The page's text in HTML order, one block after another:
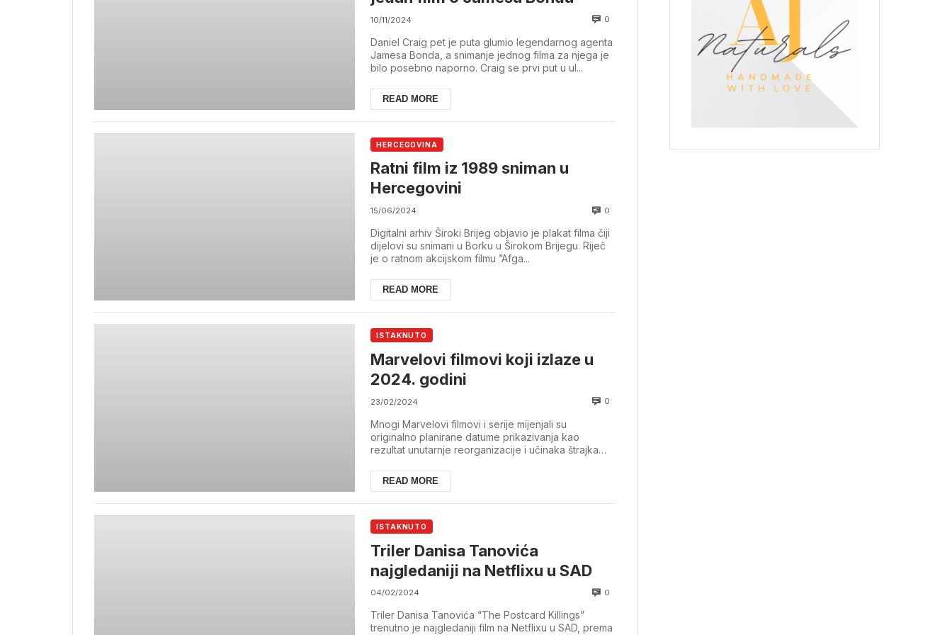
10/11/2024 0
Daniel Craig pet je puta glumio legendarnog agenta
Jamesa Bonda, a snimanje jednog filma za njega je
bilo posebno naporno. Craig se prvi put u ul...
READ MORE
HERCEGOVINA
Ratni film iz 1989 sniman u
Hercegovini
15/06/2024 0
Digitalni arhiv Široki Brijeg objavio je plakat filma čiji
dijelovi su snimani u Borku u Širokom Brijegu. Riječ
je o ratnom akcijskom filmu ”Afga...
READ MORE
ISTAKNUTO
Marvelovi filmovi koji izlaze u
2024. godini
23/02/2024 0
Mnogi Marvelovi filmovi i serije mijenjali su
originalno planirane datume prikazivanja kao
rezultat unutarnje reorganizacije i učinaka štrajka
READ MORE
ISTAKNUTO
Triler Danisa Tanovića
najgledaniji na Netflixu u SAD
04/02/2024 0
Triler Danisa Tanovića “The Postcard Killings”
trenutno je najgledaniji film na Netflixu u SAD, prema